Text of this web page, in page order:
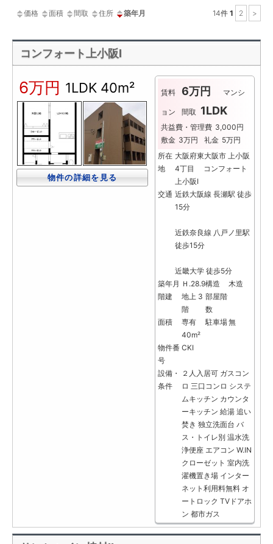
価格 面積 間取 住所 築年月 14件 1 2 >
コンフォート上小阪Ⅰ
6万円 1LDK 40m²
物件の詳細を見る
賃料 6万円 マンシ
ョン 間取 1LDK
共益費・管理費 3,000円
敷金 3万円 礼金 5万円
所在
地
大阪府東大阪市 上小阪
4丁目 コンフォート
上小阪Ⅰ
交通 近鉄大阪線 長瀬駅 徒歩
15分
近鉄奈良線 八戸ノ里駅
徒歩15分
近畿大学 徒歩5分
築年月 Ｈ.28.9構造
木造
階建
地上 3
階
部屋階
数
面積
専有
40m²
駐車場無
物件番
号
CKⅠ
設備・
条件
２人入居可 ガスコン
ロ 三口コンロ システ
ムキッチン カウンタ
ーキッチン 給湯 追い
焚き 独立洗面台 バ
ス・トイレ別 温水洗
浄便座 エアコン W.IN
クローゼット 室内洗
濯機置き場 インター
ネット利用料無料 オ
ートロック TVドアホ
ン 都市ガス